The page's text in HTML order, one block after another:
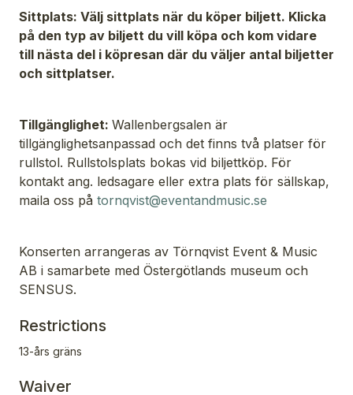
Sittplats: Välj sittplats när du köper biljett. Klicka
på den typ av biljett du vill köpa och kom vidare
till nästa del i köpresan där du väljer antal biljetter
och sittplatser.
Tillgänglighet: Wallenbergsalen är
tillgänglighetsanpassad och det finns två platser för
rullstol. Rullstolsplats bokas vid biljettköp. För
kontakt ang. ledsagare eller extra plats för sällskap,
maila oss på tornqvist@eventandmusic.se
Konserten arrangeras av Törnqvist Event & Music
AB i samarbete med Östergötlands museum och
SENSUS.
Restrictions
13-års gräns
Waiver